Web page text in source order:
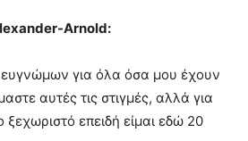
Arnold:
ευγνώμων για όλα όσα μου έχουν
αυτές τις στιγμές, αλλά για
ξεχωριστό επειδή είμαι εδώ 20